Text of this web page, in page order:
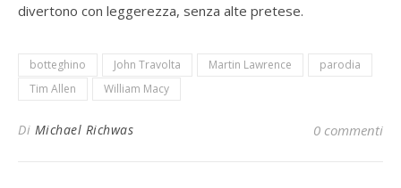
divertono con leggerezza, senza alte pretese.
botteghino John Travolta Martin Lawrence
parodia
Tim Allen
William Macy
Di Michael Richwas 0 commenti